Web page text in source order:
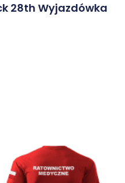
28th Wyjazdówka